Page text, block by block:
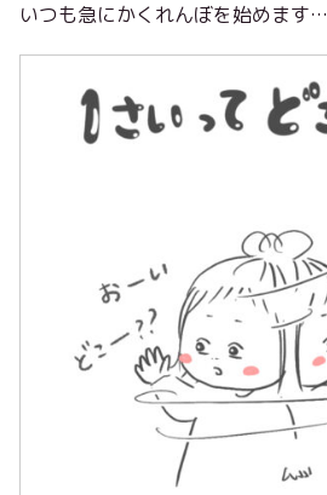
いつも急にかくれんぼを始めます…